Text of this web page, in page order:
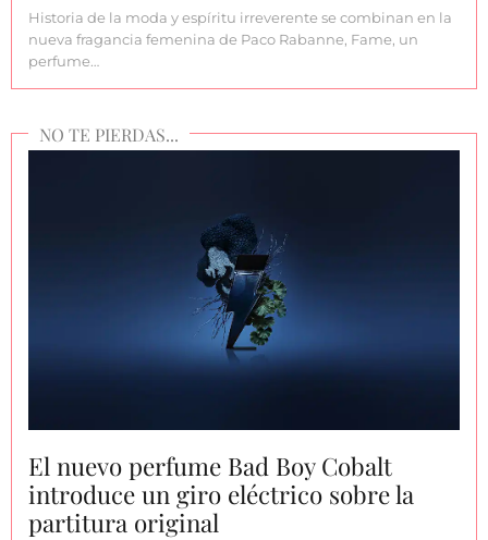
Historia de la moda y espíritu irreverente se combinan en la
nueva fragancia femenina de Paco Rabanne, Fame, un
perfume…
El nuevo perfume Bad Boy Cobalt
introduce un giro eléctrico sobre la
partitura original